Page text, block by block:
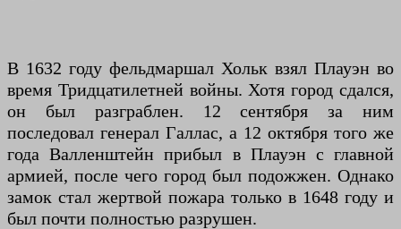
В 1632 году фельдмаршал Хольк взял Плауэн во
время Тридцатилетней войны. Хотя город сдался,
он был разграблен. 12 сентября за ним
последовал генерал Галлас, а 12 октября того же
года Валленштейн прибыл в Плауэн с главной
армией, после чего город был подожжен. Однако
замок стал жертвой пожара только в 1648 году и
был почти полностью разрушен.